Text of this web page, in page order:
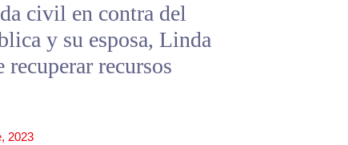
civil en contra del
y su esposa, Linda
recursos
2023